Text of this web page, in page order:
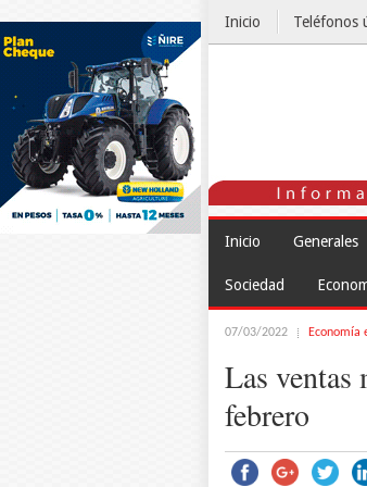
Inicio Teléfonos
Inicio Generales
Sociedad
07/03/2022 Economía
Las ventas
febrero